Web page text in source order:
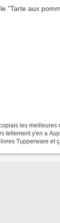
les meilleures
tellement y'en a
Tupperware et